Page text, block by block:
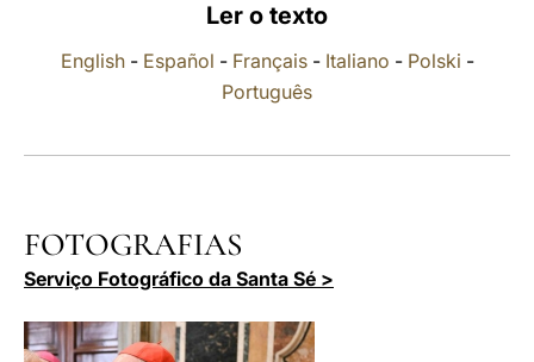
Ler o texto
English- Español - Français- Italiano - Polski -
Português
FOTOGRAFIAS
Serviço Fotográfico da Santa Sé >